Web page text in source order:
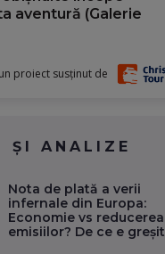
aventură (Galerie
un proiect susținut de
ȘI ANALIZE
Nota de plată a verii
infernale din Europa:
Economie vs reducerea
emisiilor? De ce e greșit